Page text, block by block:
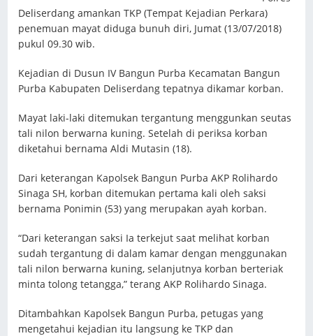
Deliserdang amankan TKP (Tempat Kejadian Perkara)
penemuan mayat diduga bunuh diri, Jumat (13/07/2018)
pukul 09.30 wib.
Kejadian di Dusun IV Bangun Purba Kecamatan Bangun
Purba Kabupaten Deliserdang tepatnya dikamar korban.
Mayat laki-laki ditemukan tergantung menggunkan seutas
tali nilon berwarna kuning. Setelah di periksa korban
diketahui bernama Aldi Mutasin (18).
Dari keterangan Kapolsek Bangun Purba AKP Rolihardo
Sinaga SH, korban ditemukan pertama kali oleh saksi
bernama Ponimin (53) yang merupakan ayah korban.
“Dari keterangan saksi Ia terkejut saat melihat korban
sudah tergantung di dalam kamar dengan menggunakan
tali nilon berwarna kuning, selanjutnya korban berteriak
minta tolong tetangga,” terang AKP Rolihardo Sinaga.
Ditambahkan Kapolsek Bangun Purba, petugas yang
mengetahui kejadian itu langsung ke TKP dan